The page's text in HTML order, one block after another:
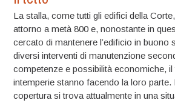
La stalla, come tutti gli edifici della
attorno a metà 800 e, nonostante in
cercato di mantenere l’edificio in buono
diversi interventi di manutenzione
competenze e possibilità economiche, il
intemperie stanno facendo la loro parte.
copertura si trova attualmente in una